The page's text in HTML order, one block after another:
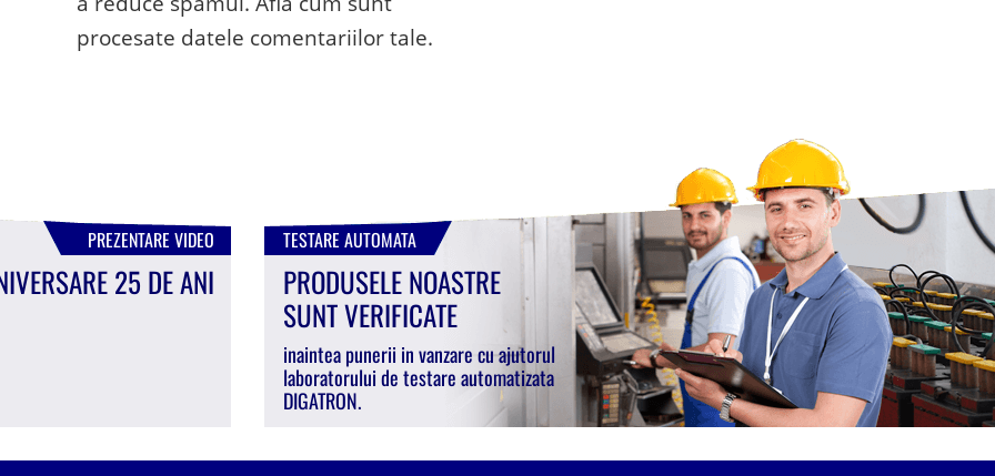
procesate datele comentariilor tale.
PREZENTARE VIDEO
25 DE ANI
TESTARE AUTOMATA
PRODUSELE NOASTRE
SUNT VERIFICATE
inaintea punerii in vanzare cu ajutorul
laboratorului de testare automatizata
DIGATRON.